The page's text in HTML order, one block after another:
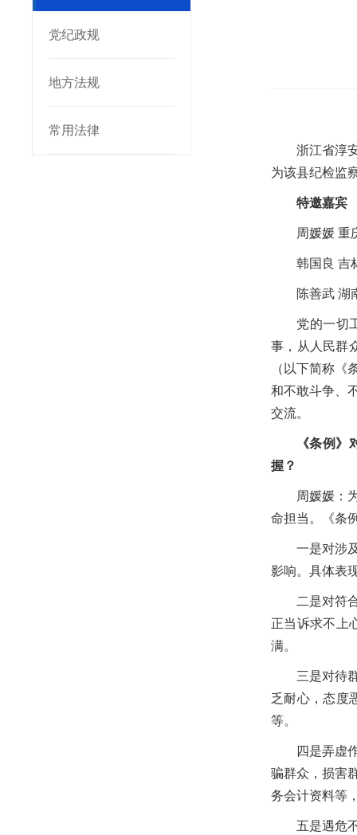
党纪政规
地方法规
常用法律
浙江省淳
为该县纪检监
特邀嘉宾
周媛媛 重
韩国良 吉
陈善武 湖
党的一切
事，从人民群
（以下简称
和不敢斗争、
交流。
《条例
握？
周媛媛：
命担当。《条
一是对涉
影响。具体表
二是对符
正当诉求不上
满。
三是对待
乏耐心，态度
等。
四是弄虚
骗群众，损害
务会计资料等
五是遇危